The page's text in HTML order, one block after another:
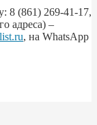
8 (861) 269-41-17,
адреса) –
, на WhatsApp